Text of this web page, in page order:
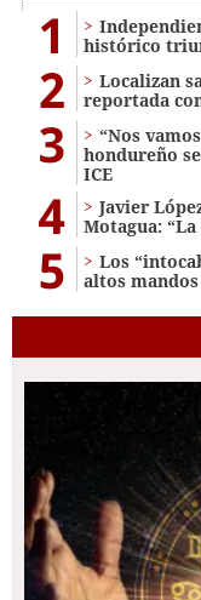
1
histórico
2
Localizan
reportada
3
“Nos
hondureño
ICE
4
Javier
Motagua:
5
Los
altos